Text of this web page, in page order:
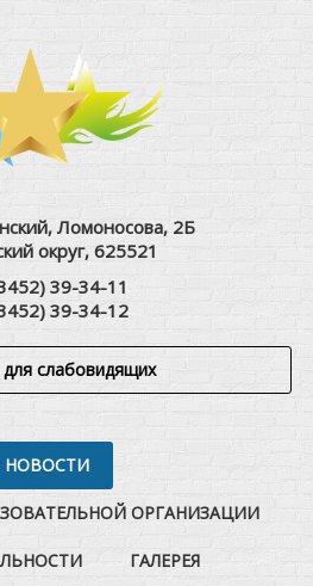
Ломоносова, 2Б
округ, 625521
39-34-11
39-34-12
слабовидящих
НОВОСТИ
ОРГАНИЗАЦИИ
ГАЛЕРЕЯ